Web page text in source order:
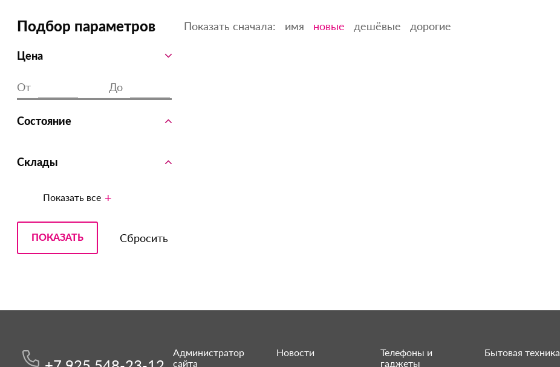
Подбор параметров
Цена
От До
Состояние
Склады
Показать все
Показать сначала: имя новые дешёвые дорогие
Администратор
сайта
Новости
Телефоны и
гаджеты
Бытовая техника